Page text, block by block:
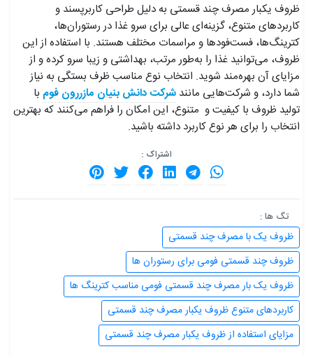
ظروف یکبار مصرف چند قسمتی به دلیل طراحی کاربرپسند و
کاربردهای متنوع، گزینه‌ای عالی برای سرو غذا در رستوران‌ها،
کترینگ‌ها، فست‌فودها و مراسمات مختلف هستند. با استفاده از این
ظروف، می‌توانید غذا را به‌طور مرتب، بهداشتی و زیبا سرو کرده و از
مزایای آن بهره‌مند شوید. انتخاب نوع مناسب ظرف بستگی به نیاز
شما دارد، و شرکت‌هایی مانند شرکت دانش بنیان مازررون فوم با
تولید ظروف با کیفیت و متنوع، این امکان را فراهم می‌کنند که بهترین
انتخاب را برای هر نوع کاربرد داشته باشید.
اشتراک :
تگ ها :
ظروف یک با مصرف چند قسمتی
ظروف چند قسمتی فومی برای رستوران ها
ظروف یک بار مصرف چند قسمتی فومی مناسب کترینگ ها
کاربردهای متنوع ظروف یکبار مصرف چند قسمتی
مزایای استفاده از ظروف یکبار مصرف چند قسمتی